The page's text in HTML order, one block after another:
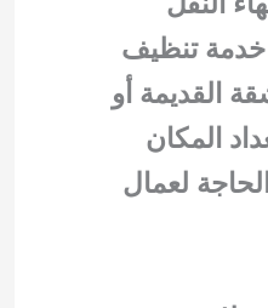
تنظيف
القديمة أو
المكان
لعمال